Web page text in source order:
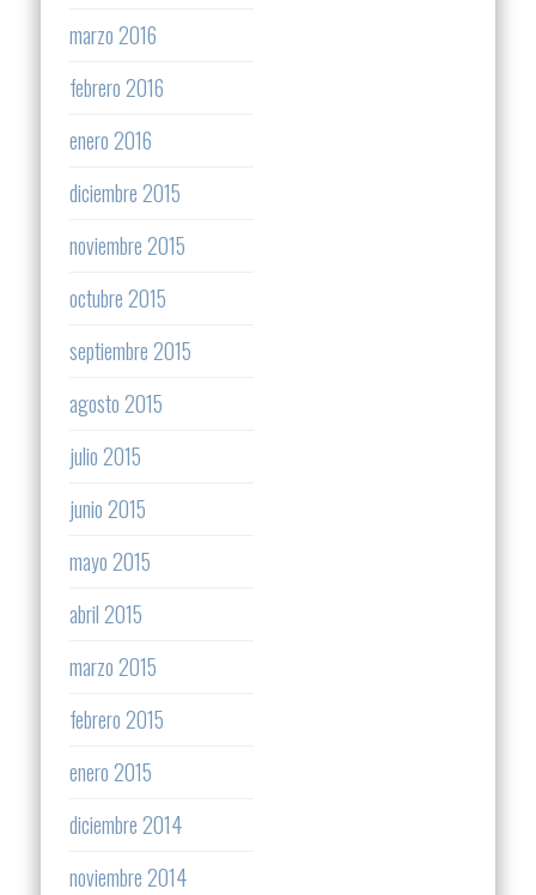
marzo 2016
febrero 2016
enero 2016
diciembre 2015
noviembre 2015
octubre 2015
septiembre 2015
agosto 2015
julio 2015
junio 2015
mayo 2015
abril 2015
marzo 2015
febrero 2015
enero 2015
diciembre 2014
noviembre 2014